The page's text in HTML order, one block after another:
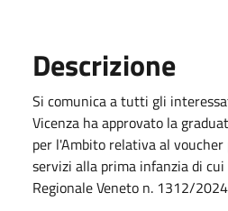
Descrizione
Si comunica a tutti gli
Vicenza ha approvato la
per l'Ambito relativa al voucher
servizi alla prima infanzia di
Regionale Veneto n. 1312/